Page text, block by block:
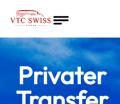
Startseite
Dienste
Angebot
Über uns
Privater